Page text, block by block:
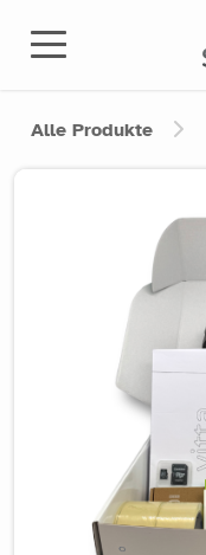
Alle Produkte